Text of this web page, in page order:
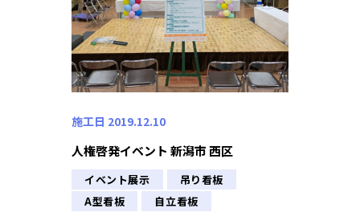
施工日 2019.12.10
人権啓発イベント 新潟市 西区
イベント展示
吊り看板
A型看板
自立看板